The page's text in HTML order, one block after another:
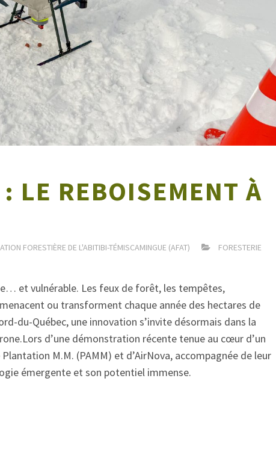
LE REBOISEMENT À
FORESTIÈRE DE L'ABITIBI-TÉMISCAMINGUE (AFAT) FORESTERIE
et vulnérable. Les feux de forêt, les tempêtes,
ou transforment chaque année des hectares de
du-Québec, une innovation s’invite désormais dans la
d’une démonstration récente tenue au cœur d’un
M.M. (PAMM) et d’AirNova, accompagnée de leur
émergente et son potentiel immense.